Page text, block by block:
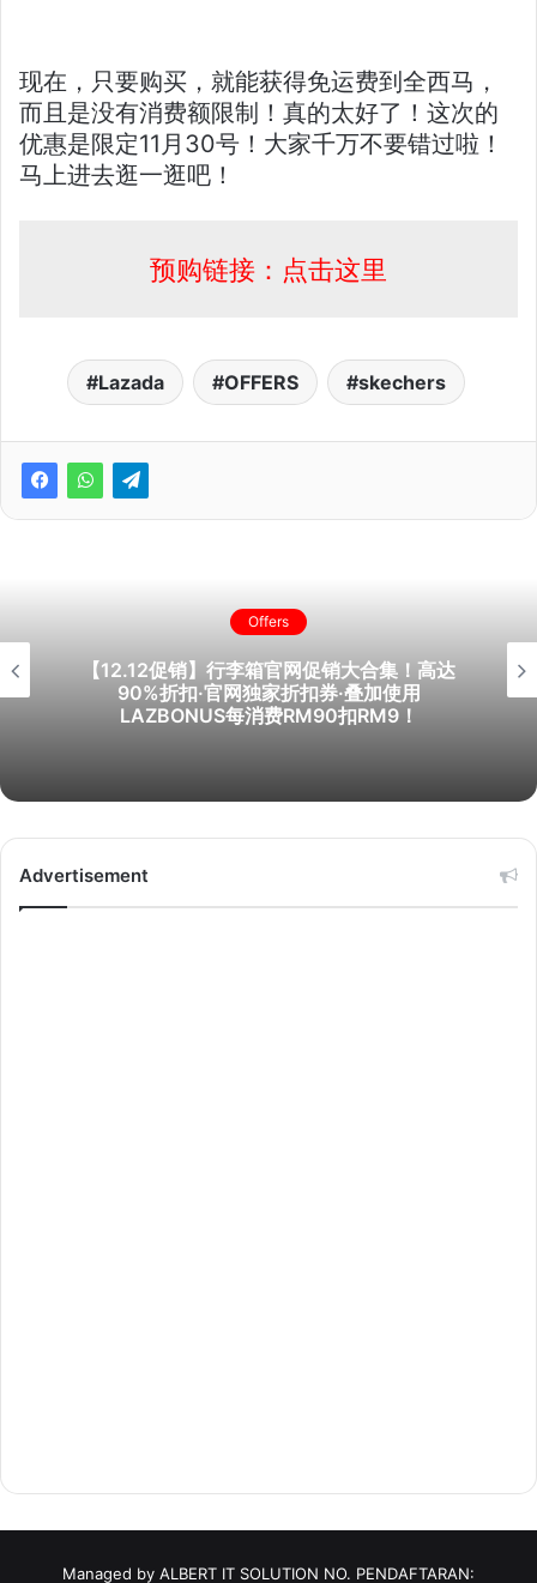
现在，只要购买，就能获得免运费到全西马，
而且是没有消费额限制！真的太好了！这次的
优惠是限定11月30号！大家千万不要错过啦！
马上进去逛一逛吧！
预购链接：点击这里
Lazada OFFERS skechers
Offers
【12.12促销】行李箱官网促销大合集！高达
90%折扣·官网独家折扣券·叠加使用
LAZBONUS每消费RM90扣RM9！
Advertisement
Managed by ALBERT IT SOLUTION NO. PENDAFTARAN: